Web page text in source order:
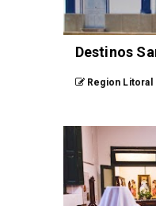
Destinos
Region Litoral